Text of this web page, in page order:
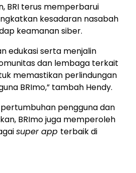
BRI terus memperbarui
kesadaran nasabah
keamanan siber.
edukasi serta menjalin
dan lembaga terkait
memastikan perlindungan
BRImo,” tambah Hendy.
pengguna dan
BRImo juga memperoleh
super app terbaik di